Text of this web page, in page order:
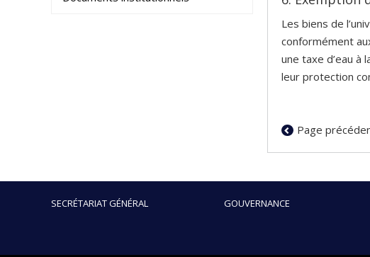
Les biens de
conformément
une taxe d’eau à
leur protection
Page
SECRÉTARIAT GÉNÉRAL GOUVERNANCE